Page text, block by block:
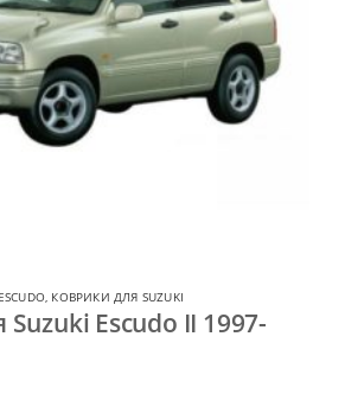
, КОВРИКИ ДЛЯ SUZUKI
Escudo II 1997-